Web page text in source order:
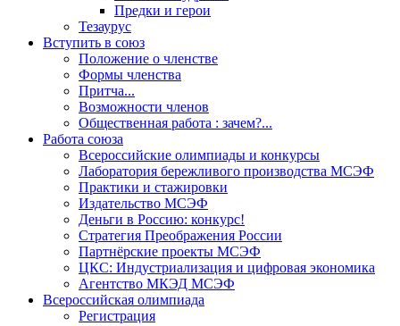
Предки и герои
Тезаурус
Вступить в союз
Положение о членстве
Формы членства
Притча...
Возможности членов
Общественная работа : зачем?...
Работа союза
Всероссийские олимпиады и конкурсы
Лаборатория бережливого производства МСЭФ
Практики и стажировки
Издательство МСЭФ
Деньги в Россию: конкурс!
Стратегия Преображения России
Партнёрские проекты МСЭФ
ЦКС: Индустриализация и цифровая экономика
Агентство МКЭД МСЭФ
Всероссийская олимпиада
Регистрация